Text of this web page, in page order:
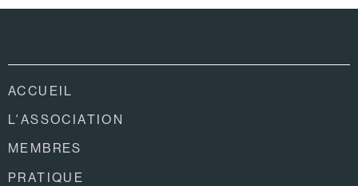
ACCUEIL
L'ASSOCIATION
MEMBRES
PRATIQUE